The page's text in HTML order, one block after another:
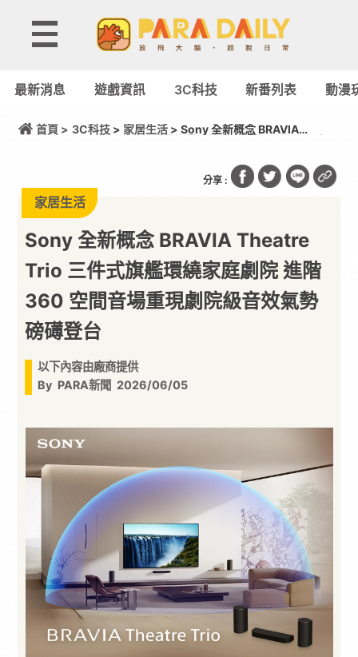
最新消息 遊戲資訊 3C科技 新番列表 動漫
首頁 > 3C科技> 家居生活> Sony 全新概念 BRAVIA
分享 :
家居生活
Sony 全新概念 BRAVIA Theatre
Trio 三件式旗艦環繞家庭劇院 進階
360 空間音場重現劇院級音效氣勢
磅礡登台
以下內容由廠商提供
By PARA新聞 2026/06/05